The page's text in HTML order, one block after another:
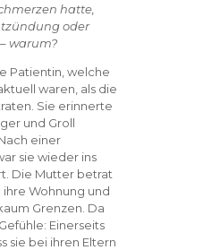
hatte,
oder
warum?
Patientin, welche
waren, als die
Sie erinnerte
und Groll
einer
sie wieder ins
Die Mutter betrat
Wohnung und
Grenzen. Da
Einerseits
sie bei ihren Eltern